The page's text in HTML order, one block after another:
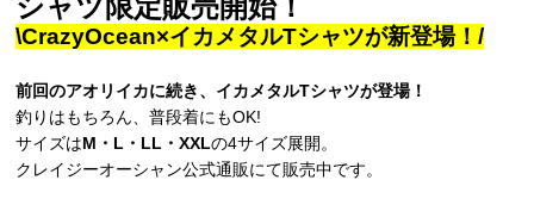
\CrazyOcean×イカメタルTシャツが新登場！/
前回のアオリイカに続き、イカメタルTシャツが登場！
釣りはもちろん、普段着にもOK!
サイズはM・L・LL・XXLの4サイズ展開。
クレイジーオーシャン公式通販にて販売中です。